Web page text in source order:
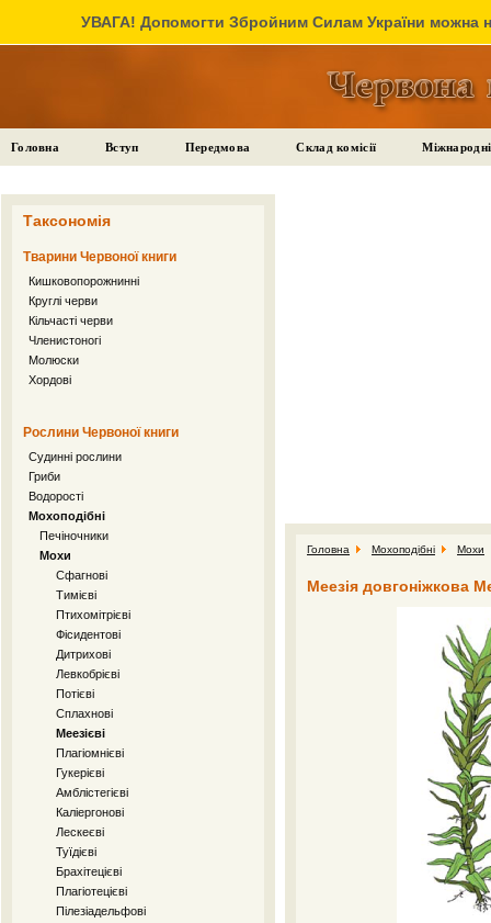
УВАГА! Допомогти Збройним Силам України можна
Головна Вступ Передмова Склад комісії
Таксономія
Тварини Червоної книги
Кишковопорожнинні
Круглі черви
Кільчасті черви
Членистоногі
Молюски
Хордові
Рослини Червоної книги
Судинні рослини
Гриби
Водорості
Мохоподібні
Печіночники
Мохи
Сфагнові
Тимієві
Птихомітрієві
Фісидентові
Дитрихові
Левкобрієві
Потієві
Сплахнові
Меезієві
Плагіомнієві
Гукерієві
Амблістегієві
Каліергонові
Лескеєві
Туїдієві
Брахітецієві
Плагіотецієві
Пілезіадельфові
Головна Мохоподібні Мохи
Меезія довгоніжкова